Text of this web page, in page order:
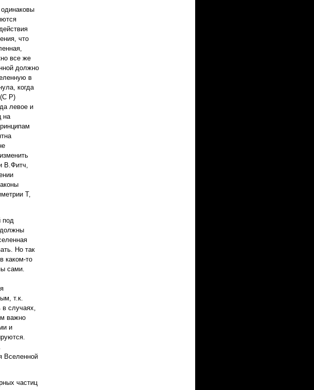
что
все же
должно
в
когда
(С Р)
левое и
на
В.Фитч,
Т,
под
должны
Но так
каком-то
сами.
т.к.
в случаях,
важно
и
Вселенной
частиц